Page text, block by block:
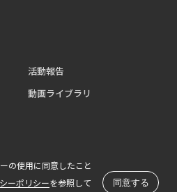
の使用に同意したこと
ーポリシーを参照して 同意する
次のページ
活動報告
動画ライブラリ
Management Bureau